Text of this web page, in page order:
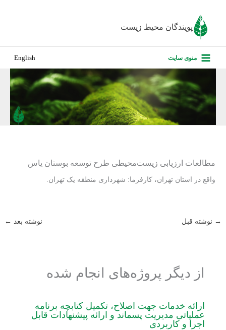
پویندگان محیط زیست
منوی سایت English
مطالعات ارزیابی زیست‌محیطی طرح توسعه بوستان یاس
واقع در استان تهران، کارفرما: شهرداری منطقه یک تهران.
→ نوشته قبل نوشته بعد ←
از دیگر پروژه‌های انجام شده
ارائه خدمات جهت اصلاح، تکمیل کتابچه برنامه
عملیاتی مدیریت پسماند و ارائه پیشنهادات قابل
اجرا و کاربردی
درباره ما
پروژه‌های
تماس با ما